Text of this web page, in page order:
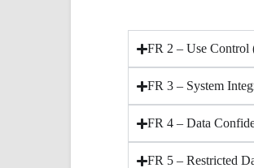
FR 2 – Use Control
FR 3 – System
FR 4 – Data
FR 5 – Restricted